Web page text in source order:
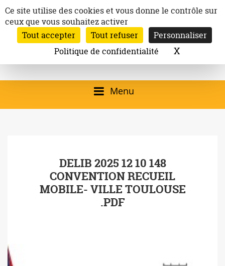
au
contenu
Ville de
Launaguet
Site officiel de la
Mairie de
Launaguet (31140)
qui présente la ville,
programmation
culturelle, la vie
associative,…
Inscription à la newsletter
Email:
Rechercher
Menu
DELIB 2025 12 10 148
CONVENTION RECUEIL
MOBILE- VILLE TOULOUSE
.PDF
Panneau de gestion des cookies
Ce site utilise des cookies et vous donne le contrôle sur
ceux que vous souhaitez activer
Tout accepter
Tout refuser
Personnaliser
Politique de confidentialité
XMasquer